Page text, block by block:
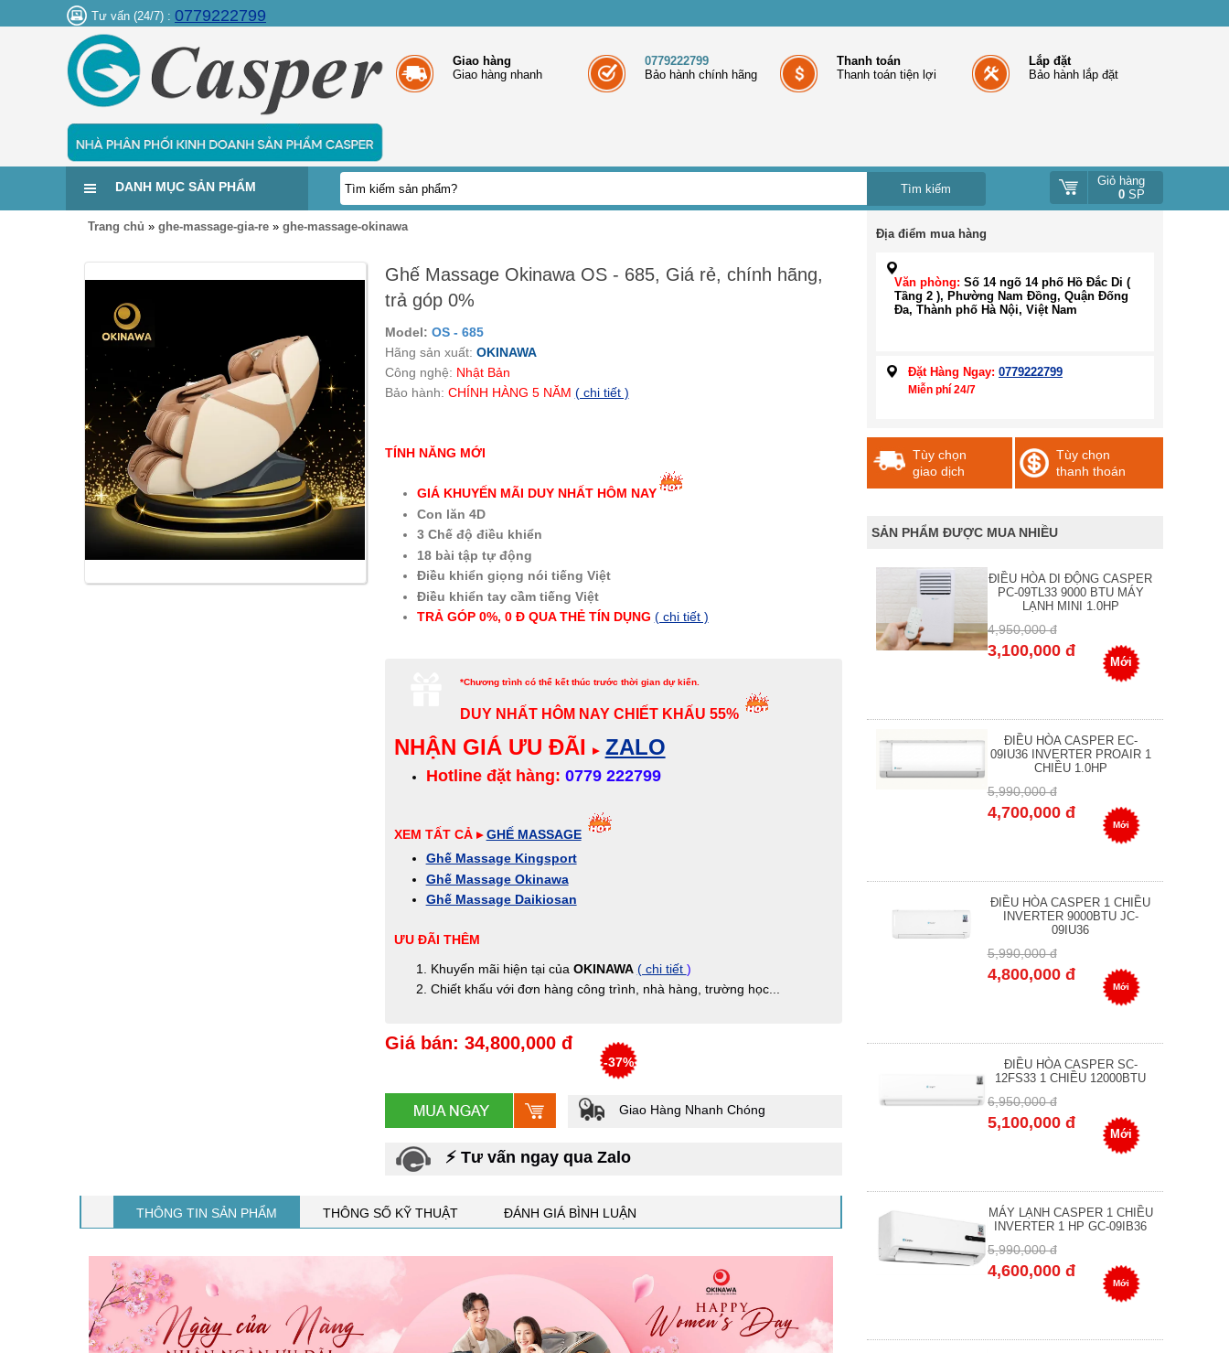
Tư vấn (24/7) : 0779222799
Giao hàng
Giao hàng nhanh
0779222799
Bảo hành chính hãng
Thanh toán
Thanh toán tiện lợi
Lắp đặt
Bảo hành lắp đặt
Giỏ hàng
0 SP
DANH MỤC SẢN PHẨM
Trang chủ » ghe-massage-gia-re » ghe-massage-okinawa
Ghế Massage Okinawa OS - 685, Giá rẻ, chính hãng,
trả góp 0%
Model: OS - 685
Hãng sản xuất: OKINAWA
Công nghệ: Nhật Bản
Bảo hành: CHÍNH HÀNG 5 NĂM ( chi tiết )
TÍNH NĂNG MỚI
GIÁ KHUYẾN MÃI DUY NHẤT HÔM NAY
Con lăn 4D
3 Chế độ điều khiển
18 bài tập tự động
Điều khiển giọng nói tiếng Việt
Điều khiển tay cầm tiếng Việt
TRẢ GÓP 0%, 0 Đ QUA THẺ TÍN DỤNG ( chi tiết )
*Chương trình có thể kết thúc trước thời gian dự kiến.
DUY NHẤT HÔM NAY CHIẾT KHẤU 55%
NHẬN GIÁ ƯU ĐÃI ▸ ZALO
Hotline đặt hàng: 0779 222799
XEM TẤT CẢ ▸GHẾ MASSAGE
Ghế Massage Kingsport
Ghế Massage Okinawa
Ghế Massage Daikiosan
ƯU ĐÃI THÊM
Khuyến mãi hiện tại của OKINAWA ( chi tiết )
Chiết khấu với đơn hàng công trình, nhà hàng, trường học...
Giá bán: 34,800,000 đ
-37%
Giao Hàng Nhanh Chóng
⚡ Tư vấn ngay qua Zalo
THÔNG TIN SẢN PHẨM THÔNG SỐ KỸ THUẬT ĐÁNH GIÁ BÌNH LUẬN
Địa điểm mua hàng
Văn phòng: Số 14 ngõ 14 phố Hồ Đắc Di (
Tầng 2 ), Phường Nam Đồng, Quận Đống
Đa, Thành phố Hà Nội, Việt Nam
Đặt Hàng Ngay: 0779222799
Miễn phí 24/7
Tùy chọn
giao dịch
Tùy chọn
thanh thoán
SẢN PHẨM ĐƯỢC MUA NHIỀU
ĐIỀU HÒA DI ĐỘNG CASPER
PC-09TL33 9000 BTU MÁY
LẠNH MINI 1.0HP
4,950,000 đ
3,100,000 đ
Mới
ĐIỀU HÒA CASPER EC-
09IU36 INVERTER PROAIR 1
CHIỀU 1.0HP
5,990,000 đ
4,700,000 đ
Mới
ĐIỀU HÒA CASPER 1 CHIỀU
INVERTER 9000BTU JC-
09IU36
5,990,000 đ
4,800,000 đ
Mới
ĐIỀU HÒA CASPER SC-
12FS33 1 CHIỀU 12000BTU
6,950,000 đ
5,100,000 đ
Mới
MÁY LẠNH CASPER 1 CHIỀU
INVERTER 1 HP GC-09IB36
5,990,000 đ
4,600,000 đ
Mới